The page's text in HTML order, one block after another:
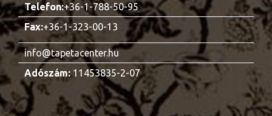
Telefon:+36-1-788-50-95
Fax:+36-1-323-00-13
info@tapetacenter.hu
Adószám:11453835-2-07